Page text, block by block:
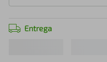
Entrega